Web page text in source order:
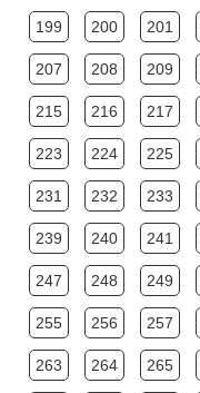
199 200 201
207 208 209
215 216 217
223 224 225
231 232 233
239 240 241
247 248 249
255 256 257
263 264 265